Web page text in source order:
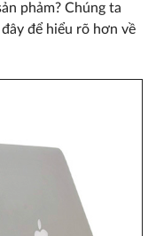
phảm? Chúng ta
để hiểu rõ hơn về